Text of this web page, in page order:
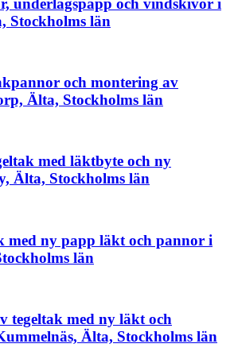
Stockholms län
och montering av
Älta, Stockholms län
med läktbyte och ny
Älta, Stockholms län
med ny papp läkt och pannor i
län
tegeltak med ny läkt och
Älta, Stockholms län